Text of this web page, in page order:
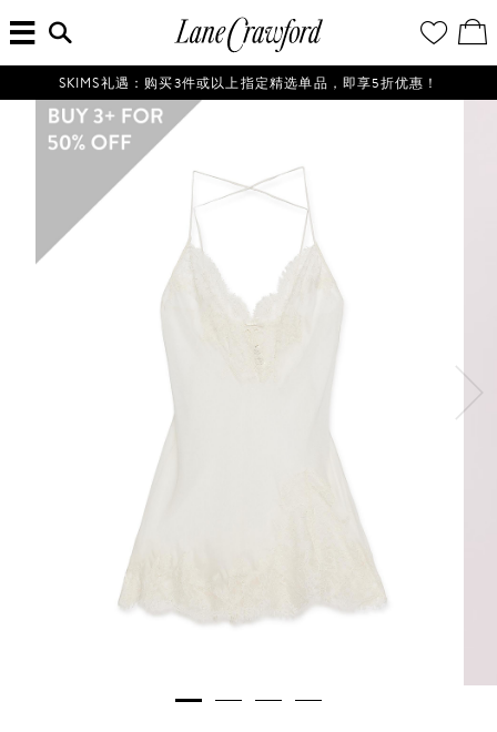
佛
探
界
的
愿
望
单
看
／
修
购
单
入
搜
索
信
息...
SKIMS礼遇：购买3件或以上指定精选单品，即享5折优惠！